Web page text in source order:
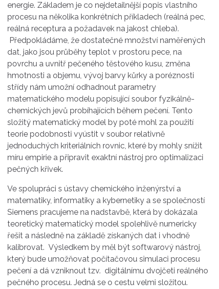
energie. Základem je co nejdetailnější popis vlastního
procesu na několika konkrétních příkladech (reálná pec,
reálná receptura a požadavek na jakost chleba).
Předpokládáme, že dostatečné množství naměřených
dat, jako jsou průběhy teplot v prostoru pece, na
povrchu a uvnitř pečeného těstového kusu, změna
hmotnosti a objemu, vývoj barvy kůrky a poréznosti
střídy nám umožní odhadnout parametry
matematického modelu popisující soubor fyzikálně-
chemických jevů probíhajících během pečení. Tento
složitý matematický model by poté mohl za použití
teorie podobnosti vyústit v soubor relativně
jednoduchých kriteriálních rovnic, které by mohly snížit
míru empirie a připravit exaktní nástroj pro optimalizaci
pečných křivek.
Ve spolupráci s ústavy chemického inženýrství a
matematiky, informatiky a kybernetiky a se společností
Siemens pracujeme na nadstavbě, která by dokázala
teoretický matematický model spolehlivě numericky
řešit a následně na základě získaných dat i vhodně
kalibrovat. Výsledkem by měl být softwarový nástroj,
který bude umožňovat počítačovou simulaci procesu
pečení a dá vzniknout tzv. digitálnímu dvojčeti reálného
pečného procesu. Jedná se o cestu velmi složitou.